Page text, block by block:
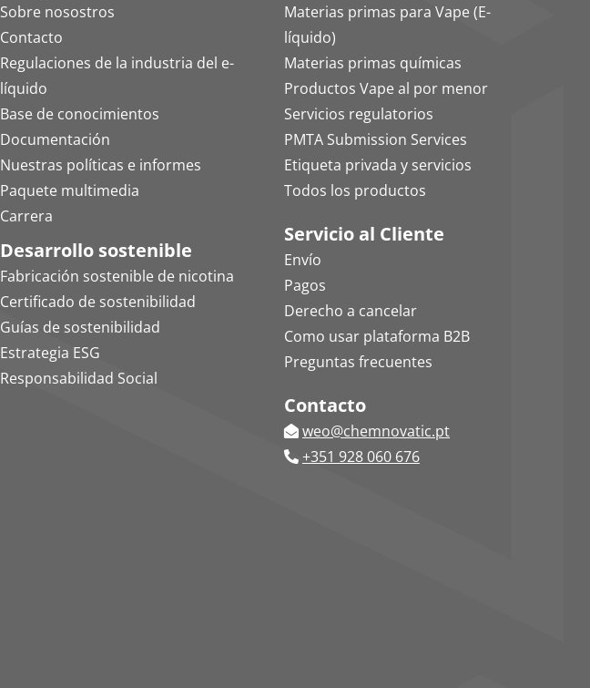
Sobre nosostros
Contacto
Regulaciones de la industria del e-
líquido
Base de conocimientos
Documentación
Nuestras políticas e informes
Paquete multimedia
Carrera
Desarrollo sostenible
Fabricación sostenible de nicotina
Certificado de sostenibilidad
Guías de sostenibilidad
Estrategia ESG
Responsabilidad Social
Materias primas para Vape (E-
líquido)
Materias primas químicas
Productos Vape al por menor
Servicios regulatorios
PMTA Submission Services
Etiqueta privada y servicios
Todos los productos
Servicio al Cliente
Envío
Pagos
Derecho a cancelar
Como usar plataforma B2B
Preguntas frecuentes
Contacto
weo@chemnovatic.pt
+351 928 060 676